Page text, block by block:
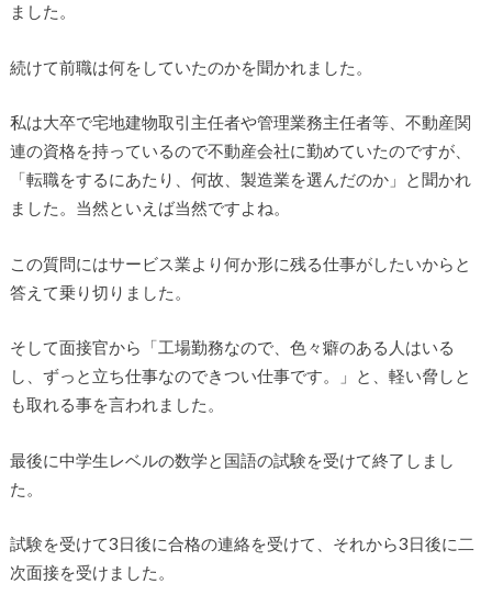
ました。
続けて前職は何をしていたのかを聞かれました。
私は大卒で宅地建物取引主任者や管理業務主任者等、不動産関
連の資格を持っているので不動産会社に勤めていたのですが、
「転職をするにあたり、何故、製造業を選んだのか」と聞かれ
ました。当然といえば当然ですよね。
この質問にはサービス業より何か形に残る仕事がしたいからと
答えて乗り切りました。
そして面接官から「工場勤務なので、色々癖のある人はいる
し、ずっと立ち仕事なのできつい仕事です。」と、軽い脅しと
も取れる事を言われました。
最後に中学生レベルの数学と国語の試験を受けて終了しまし
た。
試験を受けて3日後に合格の連絡を受けて、それから3日後に二
次面接を受けました。